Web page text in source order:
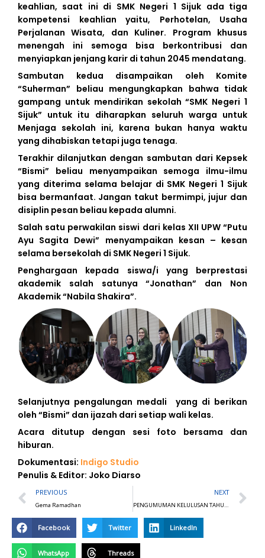
keahlian, saat ini di SMK Negeri 1 Sijuk ada tiga
kompetensi keahlian yaitu, Perhotelan, Usaha
Perjalanan Wisata, dan Kuliner. Program khusus
menengah ini semoga bisa berkontribusi dan
menyiapkan jenjang karir di tahun 2045 mendatang.
Sambutan kedua disampaikan oleh Komite
“Suherman” beliau mengungkapkan bahwa tidak
gampang untuk mendirikan sekolah “SMK Negeri 1
Sijuk” untuk itu diharapkan seluruh warga untuk
Menjaga sekolah ini, karena bukan hanya waktu
yang dihabiskan tetapi juga tenaga.
Terakhir dilanjutkan dengan sambutan dari Kepsek
“Bismi” beliau menyampaikan semoga ilmu-ilmu
yang diterima selama belajar di SMK Negeri 1 Sijuk
bisa bermanfaat. Jangan takut bermimpi, jujur dan
disiplin pesan beliau kepada alumni.
Salah satu perwakilan siswi dari kelas XII UPW “Putu
Ayu Sagita Dewi” menyampaikan kesan – kesan
selama bersekolah di SMK Negeri 1 Sijuk.
Penghargaan kepada siswa/i yang berprestasi
akademik salah satunya “Jonathan” dan Non
Akademik “Nabila Shakira”.
Selanjutnya pengalungan medali yang di berikan
oleh “Bismi” dan ijazah dari setiap wali kelas.
Acara ditutup dengan sesi foto bersama dan
hiburan.
Dokumentasi: Indigo Studio
Penulis & Editor: Joko Diarso
Prev
PREVIOUS
Gema Ramadhan
NEXT
PENGUMUMAN KELULUSAN TAHUN 2024
Facebook Twitter LinkedIn
WhatsApp Threads